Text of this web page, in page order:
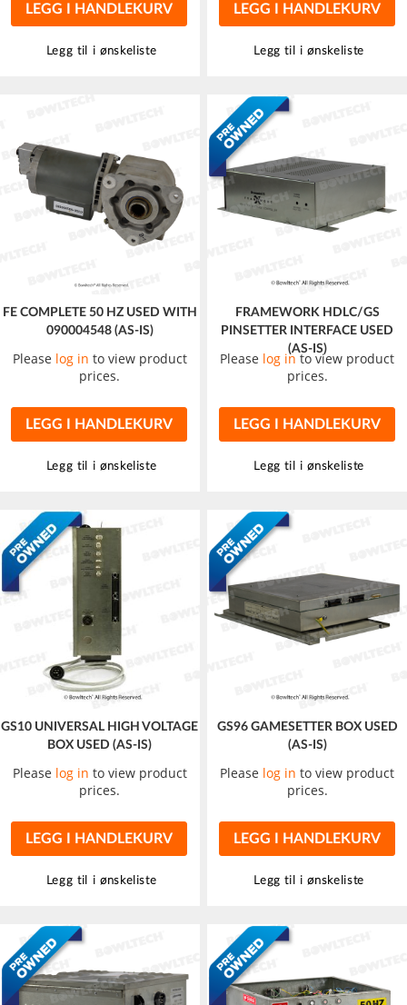
LEGG I HANDLEKURV
Legg til i ønskeliste
LEGG I HANDLEKURV
Legg til i ønskeliste
FE COMPLETE 50 HZ USED WITH
090004548 (AS-IS)
Please log in to view product
prices.
LEGG I HANDLEKURV
Legg til i ønskeliste
FRAMEWORK HDLC/GS
PINSETTER INTERFACE USED
(AS-IS)
Please log into view product
prices.
LEGG I HANDLEKURV
Legg til i ønskeliste
GS10 UNIVERSAL HIGH VOLTAGE
BOX USED (AS-IS)
Please log in to view product
prices.
LEGG I HANDLEKURV
Legg til i ønskeliste
GS96 GAMESETTER BOX USED
(AS-IS)
Please log in to view product
prices.
LEGG I HANDLEKURV
Legg til i ønskeliste